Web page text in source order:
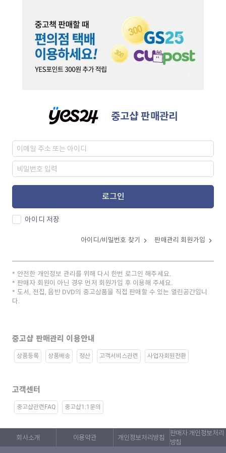
중고샵 판매관리
로그인
아이디 저장
아이디/비밀번호 찾기 판매관리 회원가입
안전한 개인정보 관리를 위해 다시 한번 로그인 해주세요.
판매자 회원이 아닌 경우 먼저 회원가입 후 이용해 주세요.
도서, 전집, 음반 DVD의 중고상품을 직접 판매할 수 있는 열린공간입니
다.
중고샵 판매관리 이용안내
상품등록 상품배송 정산 고객서비스관련 사업자회원전환
고객센터
중고샵관련FAQ 중고샵1:1문의
회사소개 이용약관 개인정보처리방침
판매자 개인정보처리
방침